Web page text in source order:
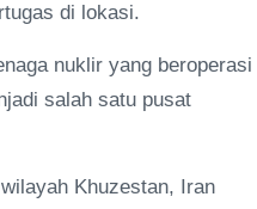
di lokasi.
nuklir yang beroperasi
salah satu pusat
Khuzestan, Iran